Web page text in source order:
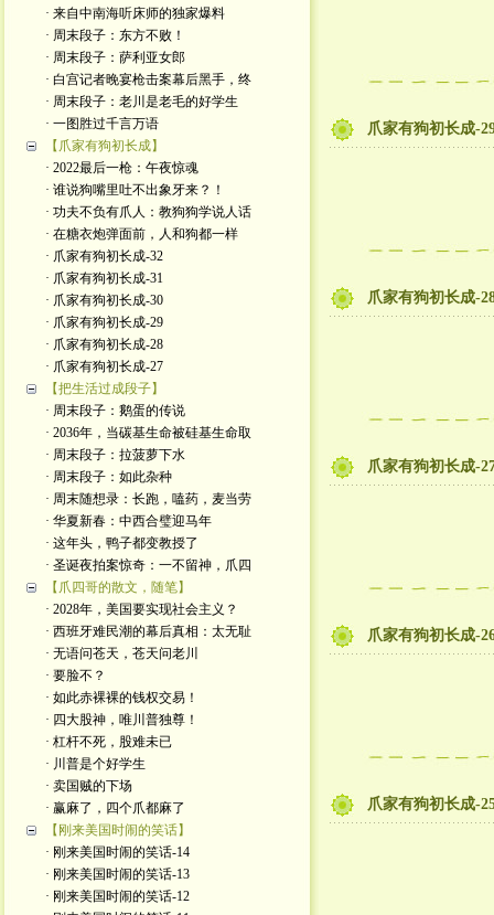
· 来自中南海听床师的独家爆料
· 周末段子：东方不败！
· 周末段子：萨利亚女郎
· 白宫记者晚宴枪击案幕后黑手，终
· 周末段子：老川是老毛的好学生
· 一图胜过千言万语
【爪家有狗初长成】
· 2022最后一枪：午夜惊魂
· 谁说狗嘴里吐不出象牙来？！
· 功夫不负有爪人：教狗狗学说人话
· 在糖衣炮弹面前，人和狗都一样
· 爪家有狗初长成-32
· 爪家有狗初长成-31
· 爪家有狗初长成-30
· 爪家有狗初长成-29
· 爪家有狗初长成-28
· 爪家有狗初长成-27
【把生活过成段子】
· 周末段子：鹅蛋的传说
· 2036年，当碳基生命被硅基生命取
· 周末段子：拉菠萝下水
· 周末段子：如此杂种
· 周末随想录：长跑，嗑药，麦当劳
· 华夏新春：中西合璧迎马年
· 这年头，鸭子都变教授了
· 圣诞夜拍案惊奇：一不留神，爪四
【爪四哥的散文，随笔】
· 2028年，美国要实现社会主义？
· 西班牙难民潮的幕后真相：太无耻
· 无语问苍天，苍天问老川
· 要脸不？
· 如此赤裸裸的钱权交易！
· 四大股神，唯川普独尊！
· 杠杆不死，股难未已
· 川普是个好学生
· 卖国贼的下场
· 赢麻了，四个爪都麻了
【刚来美国时闹的笑话】
· 刚来美国时闹的笑话-14
· 刚来美国时闹的笑话-13
· 刚来美国时闹的笑话-12
爪家有狗初长成-
爪家有狗初长成-
爪家有狗初长成-
爪家有狗初长成-
爪家有狗初长成-